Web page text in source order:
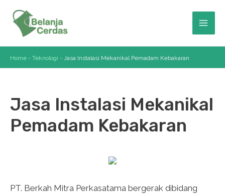
content
Home - Teknologi - Jasa Instalasi Mekanikal Pemadam Kebakaran
Jasa Instalasi Mekanikal
Pemadam Kebakaran
PT. Berkah Mitra Perkasatama bergerak dibidang